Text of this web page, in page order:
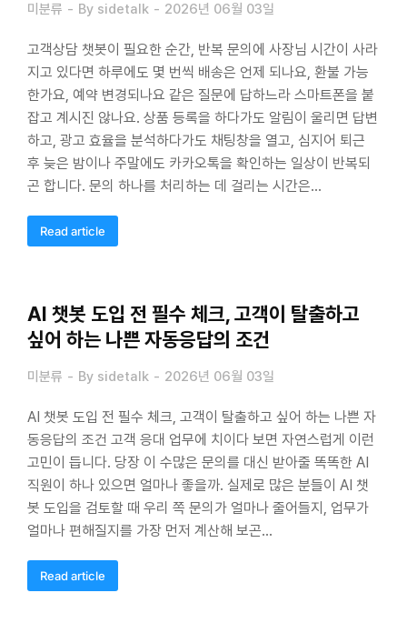
미분류 By sidetalk 2026년 06월 03일
고객상담 챗봇이 필요한 순간, 반복 문의에 사장님 시간이 사라
지고 있다면 하루에도 몇 번씩 배송은 언제 되나요, 환불 가능
한가요, 예약 변경되나요 같은 질문에 답하느라 스마트폰을 붙
잡고 계시진 않나요. 상품 등록을 하다가도 알림이 울리면 답변
하고, 광고 효율을 분석하다가도 채팅창을 열고, 심지어 퇴근
후 늦은 밤이나 주말에도 카카오톡을 확인하는 일상이 반복되
곤 합니다. 문의 하나를 처리하는 데 걸리는 시간은…
Read article
AI 챗봇 도입 전 필수 체크, 고객이 탈출하고
싶어 하는 나쁜 자동응답의 조건
미분류 By sidetalk 2026년 06월 03일
AI 챗봇 도입 전 필수 체크, 고객이 탈출하고 싶어 하는 나쁜 자
동응답의 조건 고객 응대 업무에 치이다 보면 자연스럽게 이런
고민이 듭니다. 당장 이 수많은 문의를 대신 받아줄 똑똑한 AI
직원이 하나 있으면 얼마나 좋을까. 실제로 많은 분들이 AI 챗
봇 도입을 검토할 때 우리 쪽 문의가 얼마나 줄어들지, 업무가
얼마나 편해질지를 가장 먼저 계산해 보곤…
Read article